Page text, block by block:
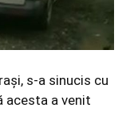
s-a sinucis cu
acesta a venit